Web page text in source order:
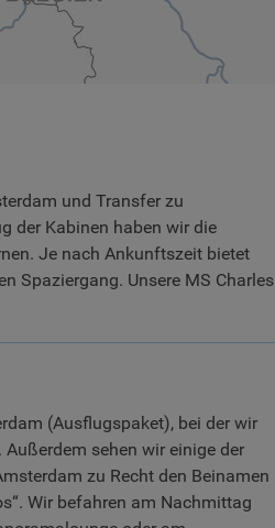
und Transfer zu
der Kabinen haben wir die
Je nach Ankunftszeit bietet
Spaziergang. Unsere MS Charles
(Ausflugspaket), bei der wir
sehen wir einige der
zu Recht den Beinamen
Wir befahren am Nachmittag